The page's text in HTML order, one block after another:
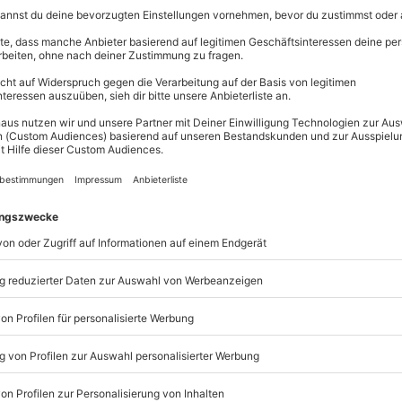
Dusche/WC inkl. Frühstück
1 Übernachtung im
Golden Crown, Glas-Iglu
Halbpension
Motorschlittenfahrt auf
immer:Unsere Geschenkboxen
3 Tage Du & Geschenkbox Zeit zu zweit